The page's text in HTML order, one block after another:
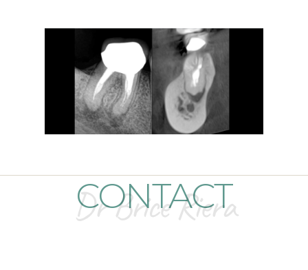
CONTACT
Dr Brice Riera